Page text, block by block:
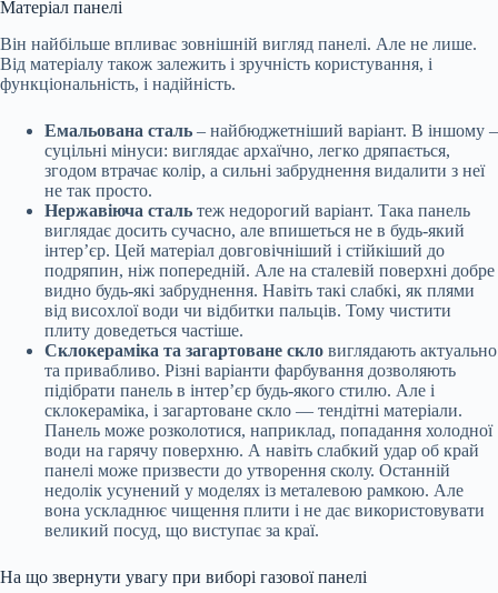
Матеріал панелі
Він найбільше впливає зовнішній вигляд панелі. Але не лише.
Від матеріалу також залежить і зручність користування, і
функціональність, і надійність.
Емальована сталь – найбюджетніший варіант. В іншому –
суцільні мінуси: виглядає архаїчно, легко дряпається,
згодом втрачає колір, а сильні забруднення видалити з неї
не так просто.
Нержавіюча сталь теж недорогий варіант. Така панель
виглядає досить сучасно, але впишеться не в будь-який
інтер’єр. Цей матеріал довговічніший і стійкіший до
подряпин, ніж попередній. Але на сталевій поверхні добре
видно будь-які забруднення. Навіть такі слабкі, як плями
від висохлої води чи відбитки пальців. Тому чистити
плиту доведеться частіше.
Склокераміка та загартоване скло виглядають актуально
та привабливо. Різні варіанти фарбування дозволяють
підібрати панель в інтер’єр будь-якого стилю. Але і
склокераміка, і загартоване скло — тендітні матеріали.
Панель може розколотися, наприклад, попадання холодної
води на гарячу поверхню. А навіть слабкий удар об край
панелі може призвести до утворення сколу. Останній
недолік усунений у моделях із металевою рамкою. Але
вона ускладнює чищення плити і не дає використовувати
великий посуд, що виступає за краї.
На що звернути увагу при виборі газової панелі